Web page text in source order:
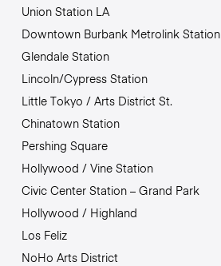
Union Station LA
Downtown Burbank Metrolink Station
Glendale Station
Lincoln/Cypress Station
Little Tokyo / Arts District St.
Chinatown Station
Pershing Square
Hollywood / Vine Station
Civic Center Station – Grand Park
Hollywood / Highland
Los Feliz
NoHo Arts District